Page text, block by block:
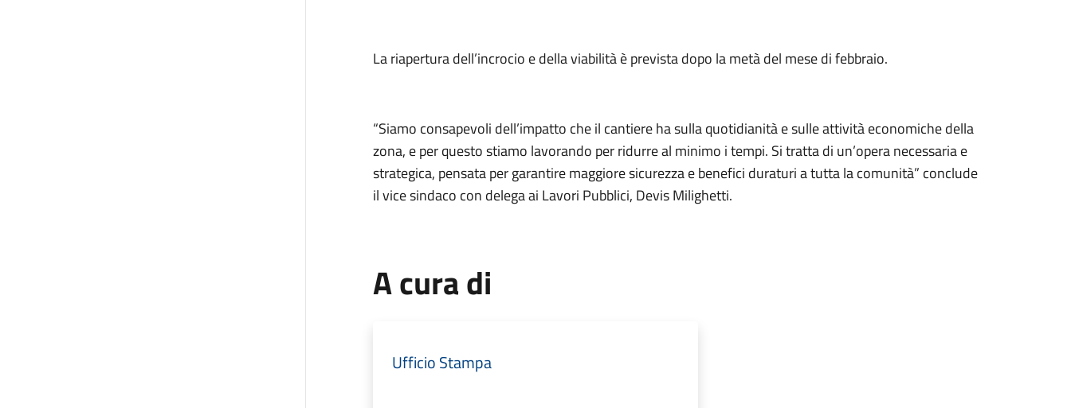
La riapertura dell’incrocio e della viabilità è prevista dopo la metà del mese di febbraio.
“Siamo consapevoli dell’impatto che il cantiere ha sulla quotidianità e sulle attività economiche della
zona, e per questo stiamo lavorando per ridurre al minimo i tempi. Si tratta di un’opera necessaria e
strategica, pensata per garantire maggiore sicurezza e benefici duraturi a tutta la comunità” conclude
il vice sindaco con delega ai Lavori Pubblici, Devis Milighetti.
A cura di
Ufficio Stampa